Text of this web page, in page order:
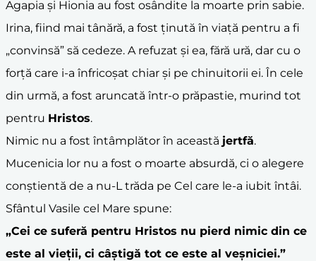
Agapia și Hionia au fost osândite la moarte prin sabie.
Irina, fiind mai tânără, a fost ținută în viață pentru a fi
„convinsă” să cedeze. A refuzat și ea, fără ură, dar cu o
forță care i-a înfricoșat chiar și pe chinuitorii ei. În cele
din urmă, a fost aruncată într-o prăpastie, murind tot
pentru Hristos.
Nimic nu a fost întâmplător în această jertfă.
Mucenicia lor nu a fost o moarte absurdă, ci o alegere
conștientă de a nu-L trăda pe Cel care le-a iubit întâi.
Sfântul Vasile cel Mare spune:
„Cei ce suferă pentru Hristos nu pierd nimic din ce
este al vieții, ci câștigă tot ce este al veșniciei.”